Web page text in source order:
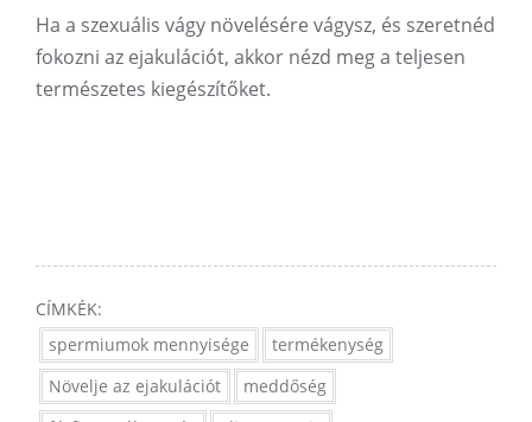
Ha a szexuális vágy növelésére vágysz, és szeretnéd
fokozni az ejakulációt, akkor nézd meg a teljesen
természetes kiegészítőket.
CÍMKÉK:
spermiumok mennyisége
termékenység
Növelje az ejakulációt
meddőség